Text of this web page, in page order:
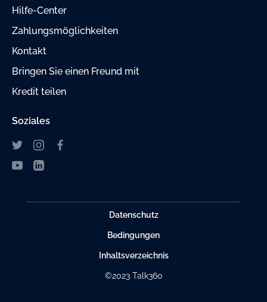
Hilfe-Center
Zahlungsmöglichkeiten
Kontakt
Bringen Sie einen Freund mit
Kredit teilen
Soziales
Datenschutz
Bedingungen
Inhaltsverzeichnis
©2023 Talk360